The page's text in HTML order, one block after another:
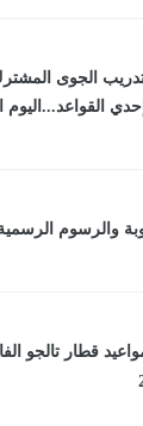
الجوى
والرسوم
قطار تالجو